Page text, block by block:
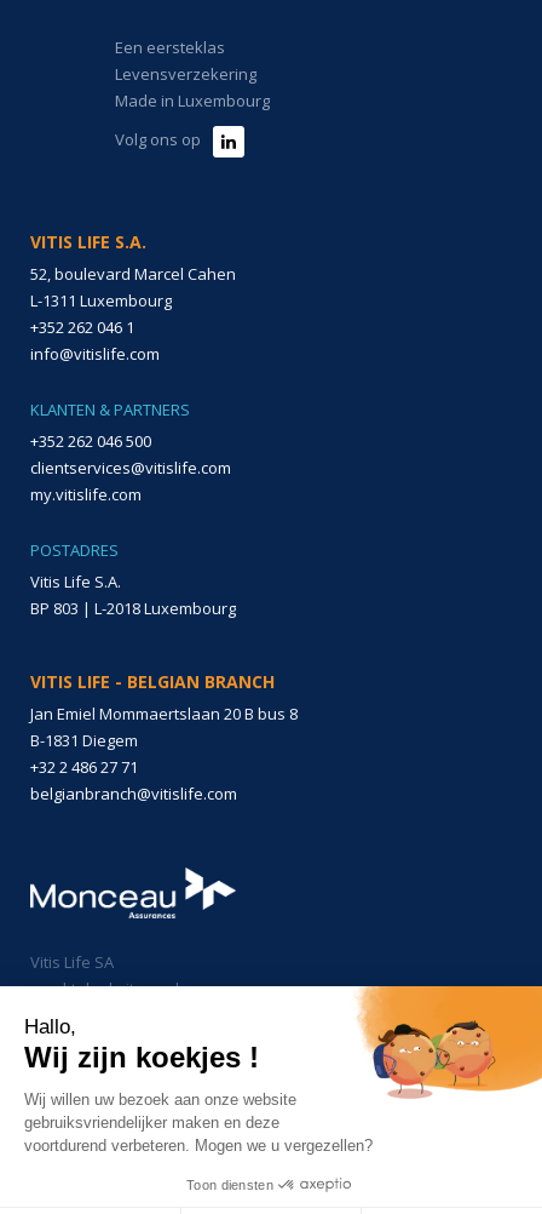
Een eersteklas
Levensverzekering
Made in Luxembourg
Volg ons op
VITIS LIFE S.A.
52, boulevard Marcel Cahen
L-1311 Luxembourg
+352 262 046 1
info@vitislife.com
KLANTEN & PARTNERS
+352 262 046 500
clientservices@vitislife.com
my.vitislife.com
POSTADRES
Vitis Life S.A.
BP 803 | L-2018 Luxembourg
VITIS LIFE - BELGIAN BRANCH
Jan Emiel Mommaertslaan 20 B bus 8
B-1831 Diegem
+32 2 486 27 71
belgianbranch@vitislife.com
Vitis Life SA
maakt deel uit van de groep
Monceau Assurances
Wettelijke vermeldingen en regelgevende informatie
Cookies
PRIIPs/KID/SFDR
Hallo,
Wij zijn koekjes !
Wij willen uw bezoek aan onze website
gebruiksvriendelijker maken en deze
voortdurend verbeteren. Mogen we u vergezellen?
Toon diensten